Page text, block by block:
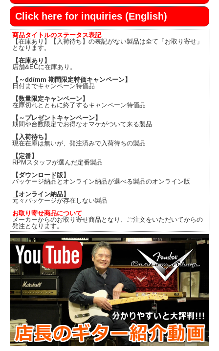
Click here for inquiries (English)
商品タイトルのステータス表記
【在庫あり】【入荷待ち】の表記がない製品は全て「お取り寄せ」
となります。
【在庫あり】
店舗&ECに在庫あり。
【～dd/mm 期間限定特価キャンペーン】
日付までキャンペーン特価品
【数量限定キャンペーン】
在庫切れとともに終了するキャンペーン特価品
【～プレゼントキャンペーン】
期間や台数限定でお得なオマケがついて来る製品
【入荷待ち】
現在在庫は無いが、発注済みで入荷待ちの製品
【定番】
RPMスタッフが選んだ定番製品
【ダウンロード版】
パッケージ納品とオンライン納品が選べる製品のオンライン版
【オンライン納品】
元々パッケージが存在しない製品
お取り寄せ商品について
メーカーからのお取り寄せ商品となり、ご注文をいただいてからの
発注となります。